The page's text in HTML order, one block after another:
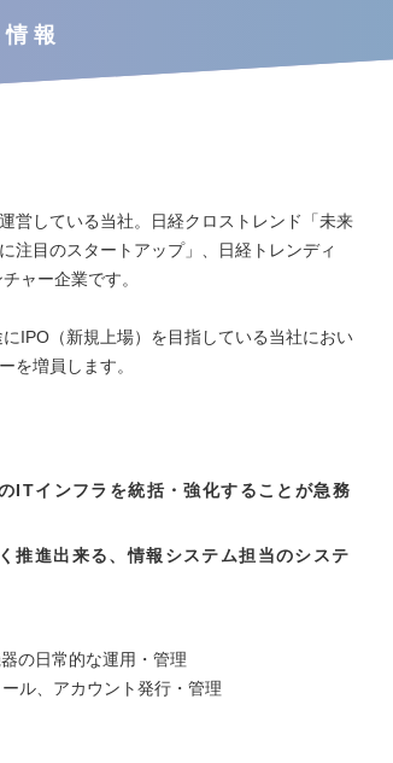
報
営している当社。日経クロストレンド「未来
注目のスタートアップ」、日経トレンディ
ャー企業です。
IPO（新規上場）を目指している当社におい
を増員します。
ITインフラを統括・強化することが急務
推進出来る、情報システム担当のシステ
の日常的な運用・管理
ル、アカウント発行・管理